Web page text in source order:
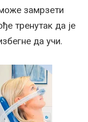
замрзети
тренутак да је
да учи.